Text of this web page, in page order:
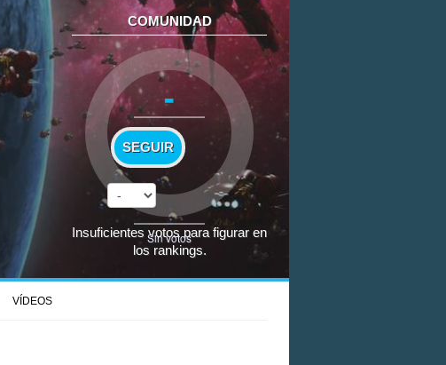
COMUNIDAD
-
SEGUIR
Sin votos
Insuficientes votos para figurar en
los rankings.
VÍDEOS